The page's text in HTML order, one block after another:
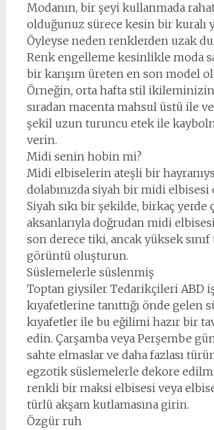
Modanın, bir şeyi kullanmada
olduğunuz sürece kesin bir kuralı
Öyleyse neden renklerden uzak
Renk engelleme kesinlikle moda
bir karışım üreten en son model
Örneğin, orta hafta stil
sıradan macenta mahsul üstü ile
şekil uzun turuncu etek ile
verin.
Midi senin hobin mi?
Midi elbiselerin ateşli bir
dolabınızda siyah bir midi elbisesi
Siyah sıkı bir şekilde, birkaç yerde
aksanlarıyla doğrudan midi
son derece tiki, ancak yüksek sınıf
görüntü oluşturun.
Süslemelerle süslenmiş
Toptan giysiler Tedarikçileri ABD
kıyafetlerine tanıttığı önde gelen
kıyafetler ile bu eğilimi hazır bir
edin. Çarşamba veya Perşembe
sahte elmaslar ve daha fazlası
egzotik süslemelerle dekore
renkli bir maksi elbisesi veya
türlü akşam kutlamasına girin.
Özgür ruh